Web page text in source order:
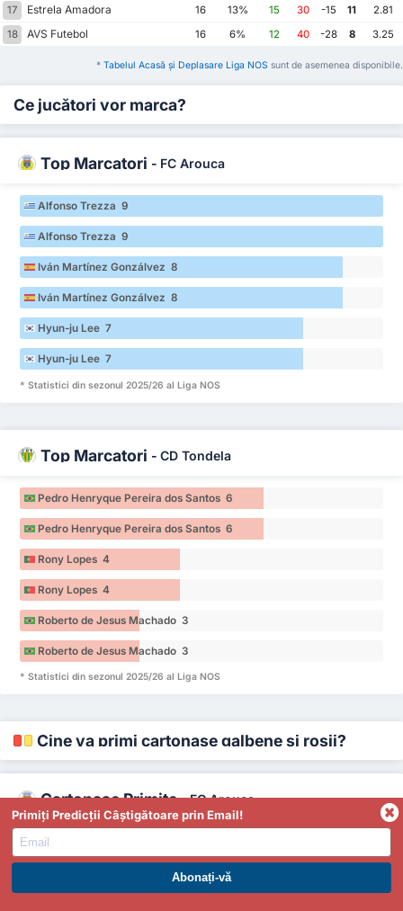
17
Estrela Amadora 16 13% 15 30 -15 11
2.81
18
AVS Futebol 16 6% 12 40 -28 8 3.25
* Tabelul Acasă și Deplasare Liga NOS sunt de asemenea disponibile.
Ce jucători vor marca?
Top Marcatori - FC Arouca
Alfonso Trezza 9
Alfonso Trezza 9
Iván Martínez Gonzálvez 8
Iván Martínez Gonzálvez 8
Hyun-ju Lee 7
Hyun-ju Lee 7
* Statistici din sezonul 2025/26 al Liga NOS
Top Marcatori - CD Tondela
Pedro Henryque Pereira dos Santos 6
Pedro Henryque Pereira dos Santos 6
Rony Lopes 4
Rony Lopes 4
Roberto de Jesus Machado 3
Roberto de Jesus Machado 3
* Statistici din sezonul 2025/26 al Liga NOS
Cine va primi cartonașe galbene și roșii?
Cartonașe Primite-FC Arouca
José Fontán 11
ABONAȚI-VĂ LA PREMIUM. PROFITAȚI ACUM.
Primiți Predicții Câștigătoare prin Email!